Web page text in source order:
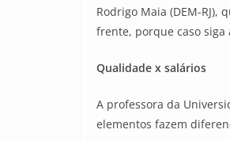
Rodrigo Maia (DEM-
frente, porque caso siga
Qualidade x salários
A professora da
elementos fazem